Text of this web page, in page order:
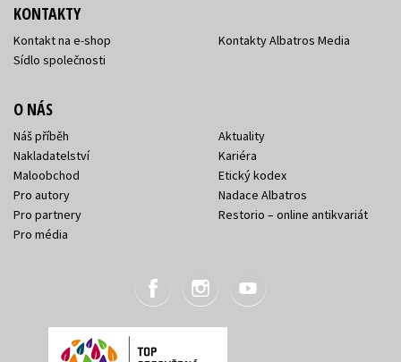
KONTAKTY
Kontakt na e-shop
Sídlo společnosti
Kontakty Albatros Media
O NÁS
Náš příběh
Nakladatelství
Maloobchod
Pro autory
Pro partnery
Pro média
Aktuality
Kariéra
Etický kodex
Nadace Albatros
Restorio – online antikvariát